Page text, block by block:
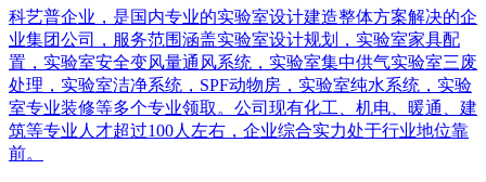
科艺普企业，是国内专业的实验室设计建造整体方案解决的企
业集团公司，服务范围涵盖实验室设计规划，实验室家具配
置，实验室安全变风量通风系统，实验室集中供气实验室三废
处理，实验室洁净系统，SPF动物房，实验室纯水系统，实验
室专业装修等多个专业领取。公司现有化工、机电、暖通、建
筑等专业人才超过100人左右，企业综合实力处于行业地位靠
前。